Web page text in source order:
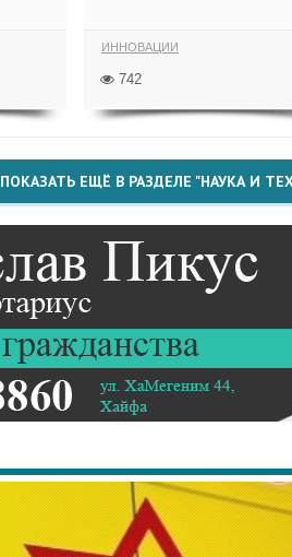
ИННОВАЦИИ
742
ПОКАЗАТЬ ЕЩЁ В РАЗДЕЛЕ "НАУКА И